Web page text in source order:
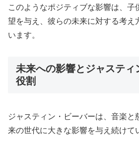
このようなポジティブな影響は、子
望を与え、彼らの未来に対する考え
います。
未来への影響とジャスティ
役割
ジャスティン・ビーバーは、音楽と
来の世代に大きな影響を与え続けて